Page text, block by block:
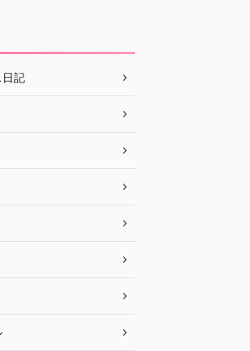
日記